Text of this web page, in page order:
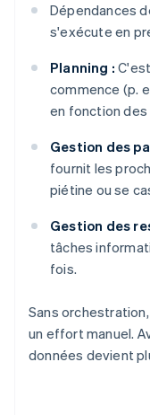
Dépendances
s'exécute en
Planning :
commence (p.
en fonction
Gestion des
fournit les
piétine ou se
Gestion des
tâches
fois.
Sans
un effort manuel.
données devient